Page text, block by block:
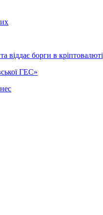
віддає борги в кріптовалюті
ГЕС»